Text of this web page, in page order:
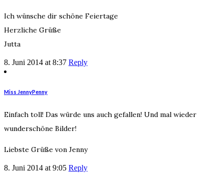
Ich wünsche dir schöne Feiertage
Herzliche Grüße
Jutta
8. Juni 2014 at 8:37 Reply
Miss JennyPenny
Einfach toll! Das würde uns auch gefallen! Und mal wieder
wunderschöne Bilder!
Liebste Grüße von Jenny
8. Juni 2014 at 9:05 Reply